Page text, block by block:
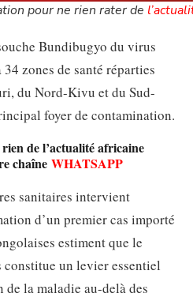
pour ne rien rater de
Bundibugyo du virus
zones de santé réparties
du Nord-Kivu et du Sud-
foyer de contamination.
de l’actualité africaine
chaîne WHATSAPP
sanitaires intervient
d’un premier cas importé
estiment que le
un levier essentiel
la maladie au-delà des